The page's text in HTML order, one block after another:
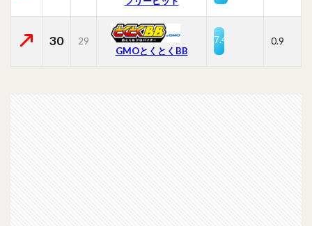
30
29
GMOとくとくBB
7.4 0.9